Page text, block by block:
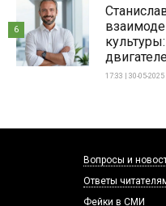
17:33 | 30-05-2025
6
Вопросы и
Ответы
Фейки в СМИ